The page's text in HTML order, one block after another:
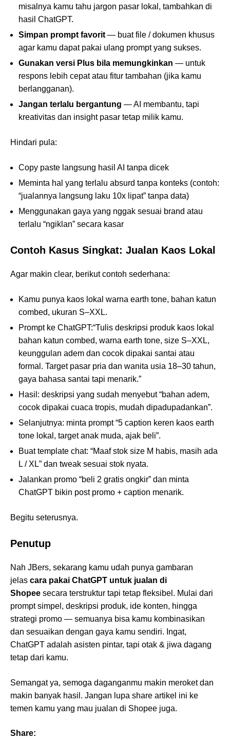
misalnya kamu tahu jargon pasar lokal, tambahkan di
hasil ChatGPT.
Simpan prompt favorit— buat file / dokumen khusus
agar kamu dapat pakai ulang prompt yang sukses.
Gunakan versi Plus bila memungkinkan — untuk
respons lebih cepat atau fitur tambahan (jika kamu
berlangganan).
Jangan terlalu bergantung — AI membantu, tapi
kreativitas dan insight pasar tetap milik kamu.
Hindari pula:
Copy paste langsung hasil AI tanpa dicek
Meminta hal yang terlalu absurd tanpa konteks (contoh:
“jualannya langsung laku 10x lipat” tanpa data)
Menggunakan gaya yang nggak sesuai brand atau
terlalu “ngiklan” secara kasar
Contoh Kasus Singkat: Jualan Kaos Lokal
Agar makin clear, berikut contoh sederhana:
Kamu punya kaos lokal warna earth tone, bahan katun
combed, ukuran S–XXL.
Prompt ke ChatGPT:“Tulis deskripsi produk kaos lokal
bahan katun combed, warna earth tone, size S–XXL,
keunggulan adem dan cocok dipakai santai atau
formal. Target pasar pria dan wanita usia 18–30 tahun,
gaya bahasa santai tapi menarik.”
Hasil: deskripsi yang sudah menyebut “bahan adem,
cocok dipakai cuaca tropis, mudah dipadupadankan”.
Selanjutnya: minta prompt “5 caption keren kaos earth
tone lokal, target anak muda, ajak beli”.
Buat template chat: “Maaf stok size M habis, masih ada
L / XL” dan tweak sesuai stok nyata.
Jalankan promo “beli 2 gratis ongkir” dan minta
ChatGPT bikin post promo + caption menarik.
Begitu seterusnya.
Penutup
Nah JBers, sekarang kamu udah punya gambaran
jelas cara pakai ChatGPT untuk jualan di
Shopee secara terstruktur tapi tetap fleksibel. Mulai dari
prompt simpel, deskripsi produk, ide konten, hingga
strategi promo — semuanya bisa kamu kombinasikan
dan sesuaikan dengan gaya kamu sendiri. Ingat,
ChatGPT adalah asisten pintar, tapi otak & jiwa dagang
tetap dari kamu.
Semangat ya, semoga daganganmu makin meroket dan
makin banyak hasil. Jangan lupa share artikel ini ke
temen kamu yang mau jualan di Shopee juga.
Share: